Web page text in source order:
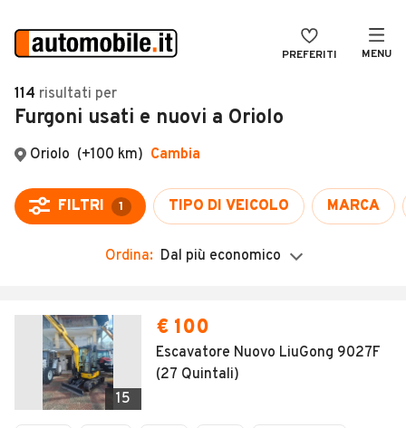
PREFERITI MENU
Auto
Auto usate
Auto Km 0
Auto Nuove
Noleggio a lungo termine
Moto
Camper
Veicoli Commerciali
VENDI
MAGAZINE
ACCEDI
114 risultati per
Furgoni usati e nuovi a Oriolo
Ordina: Dal più economico
15
€ 100
Escavatore Nuovo LiuGong 9027F
(27 Quintali)